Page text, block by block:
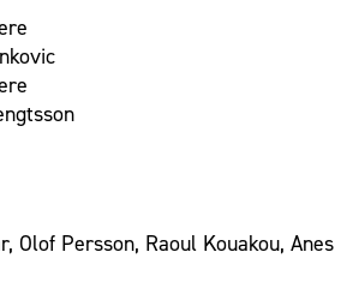
en match för miljön
Olof Persson, Raoul Kouakou, Anes